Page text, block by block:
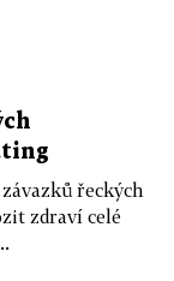
řeckých
zdraví celé